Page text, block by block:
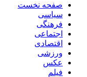
صفحه نخست
سیاسی
فرهنگی
اجتماعی
اقتصادی
ورزشی
عکس
فیلم